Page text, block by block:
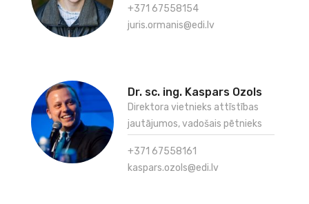
+371 67558154
juris.ormanis@edi.lv
Dr. sc. ing. Kaspars Ozols
Direktora vietnieks attīstības
jautājumos, vadošais pētnieks
+371 67558161
kaspars.ozols@edi.lv